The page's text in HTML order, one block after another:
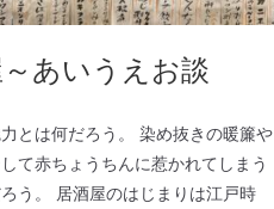
あいうえお談
とは何だろう。 染め抜きの暖簾や
て赤ちょうちんに惹かれてしまう
う。 居酒屋のはじまりは江戸時